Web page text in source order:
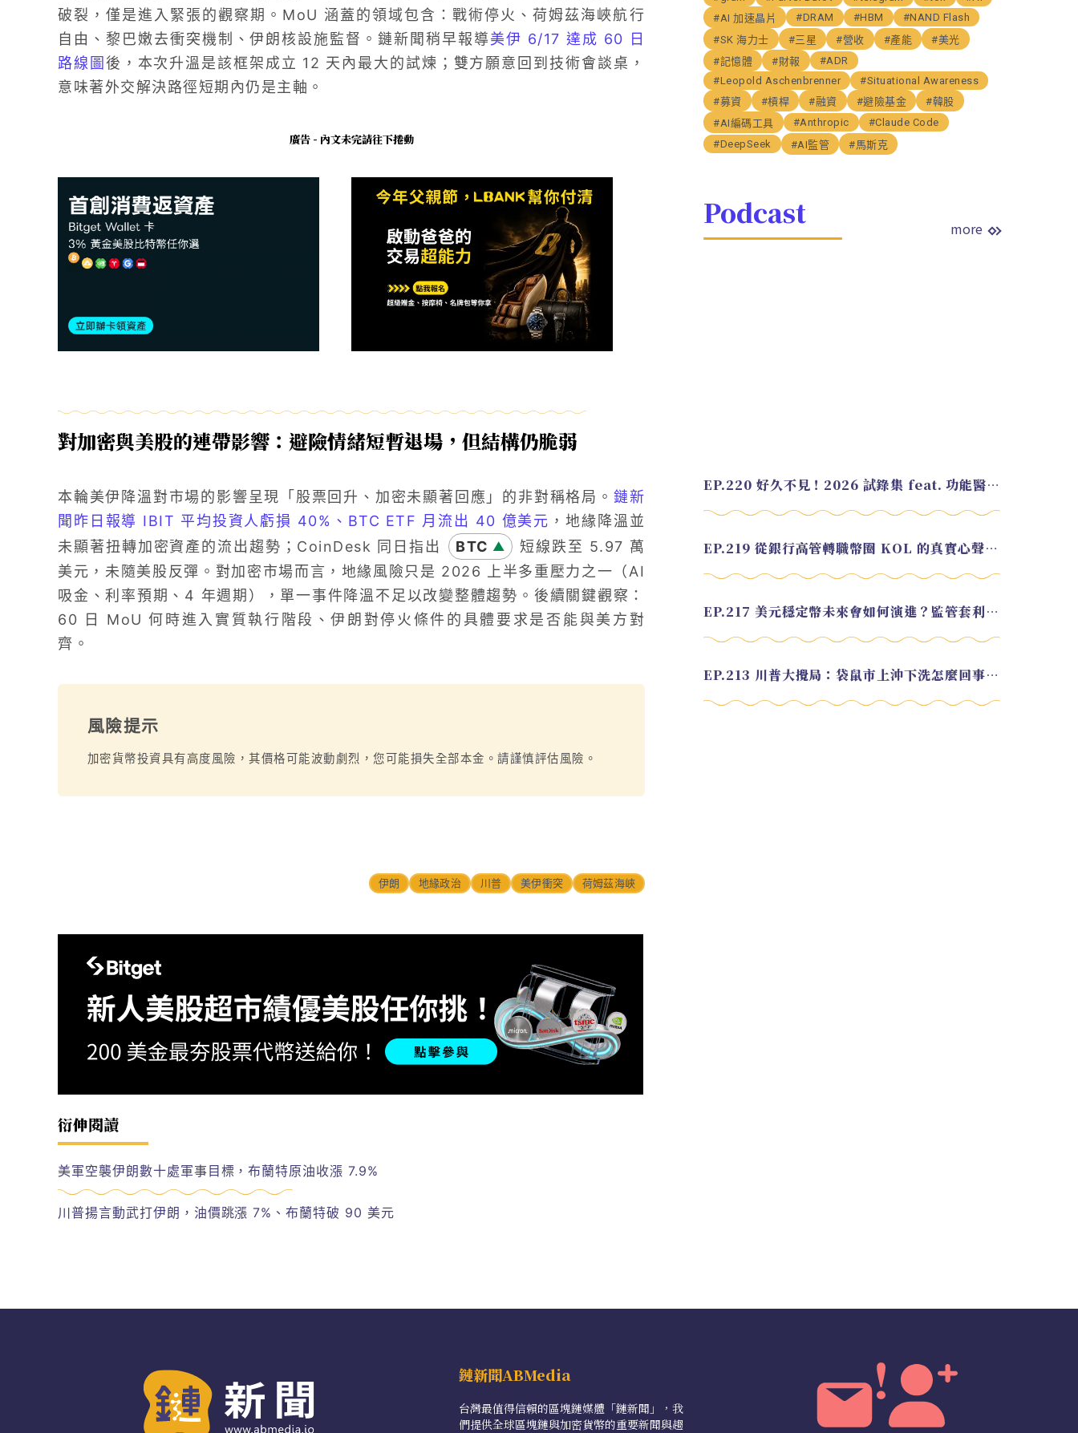
破裂，僅是進入緊張的觀察期。MoU 涵蓋的領域包含：戰術停火、荷姆茲海峽航行
自由、黎巴嫩去衝突機制、伊朗核設施監督。鏈新聞稍早報導美伊 6/17 達成 60 日
路線圖後，本次升溫是該框架成立 12 天內最大的試煉；雙方願意回到技術會談桌，
意味著外交解決路徑短期內仍是主軸。
廣告 - 內文未完請往下捲動
對加密與美股的連帶影響：避險情緒短暫退場，但結構仍脆弱
本輪美伊降溫對市場的影響呈現「股票回升、加密未顯著回應」的非對稱格局。 鏈新
聞昨日報導 IBIT 平均投資人虧損 40%、BTC ETF 月流出 40 億美元 ，地緣降溫並
未顯著扭轉加密資產的流出趨勢；CoinDesk 同日指出
BTC ▲
短線跌至 5.97 萬
美元，未隨美股反彈。對加密市場而言，地緣風險只是 2026 上半多重壓力之一（AI
吸金、利率預期、4 年週期），單一事件降溫不足以改變整體趨勢。後續關鍵觀察：
60 日 MoU 何時進入實質執行階段、伊朗對停火條件的具體要求是否能與美方對
齊。
風險提示
加密貨幣投資具有高度風險，其價格可能波動劇烈，您可能損失全部本金。請謹慎評估風險。
伊朗 地緣政治 川普 美伊衝突 荷姆茲海峽
衍伸閱讀
美軍空襲伊朗數十處軍事目標，布蘭特原油收漲 7.9%
川普揚言動武打伊朗，油價跳漲 7%、布蘭特破 90 美元
#AI 加速晶片
#DRAM #HBM
#NAND Flash
#SK 海力士
#三星 #營收 #產能
#美光
#記憶體
#財報
#ADR
#Leopold Aschenbrenner
#Situational Awareness
#募資
#槓桿 #融資 #避險基金
#韓股
#AI編碼工具
#Anthropic
#Claude Code
#DeepSeek
#AI監管 #馬斯克
Podcast more
EP.220 好久不見！2026 試錄集 feat. 功能醫學營養師 美寶
EP.219 從銀行高管轉職幣圈 KOL 的真實心聲 feat.龜大
EP.217 美元穩定幣未來會如何演進？監管套利終將收斂？feat. 研究員 余哲安
EP.213 川普大攪局：袋鼠市上沖下洗怎麼回事？feat. Alvin
鏈新聞ABMedia
台灣最值得信賴的區塊鏈媒體「鏈新聞」，我
們提供全球區塊鏈與加密貨幣的重要新聞與趨